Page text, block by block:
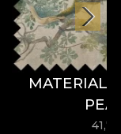
MATERIAL